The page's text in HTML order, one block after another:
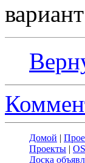
Домой |
Проекты |
Доска